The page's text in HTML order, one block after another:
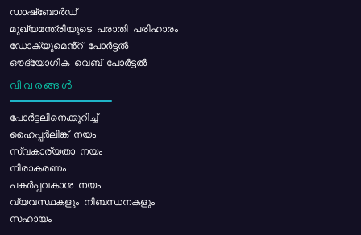
ഡാഷ്ബോർഡ്
മുഖ്യമന്ത്രിയുടെ പരാതി പരിഹാരം
ഡോക്യുമെൻ്റ് പോർട്ടൽ
ഔദ്യോഗിക വെബ് പോർട്ടൽ
വിവരങ്ങൾ
പോര്‍ട്ടലിനെക്കുറിച്ച്
ഹൈപ്പർലിങ്ക് നയം
സ്വകാര്യതാ നയം
നിരാകരണം
പകർപ്പവകാശ നയം
വ്യവസ്ഥകളും നിബന്ധനകളും
സഹായം